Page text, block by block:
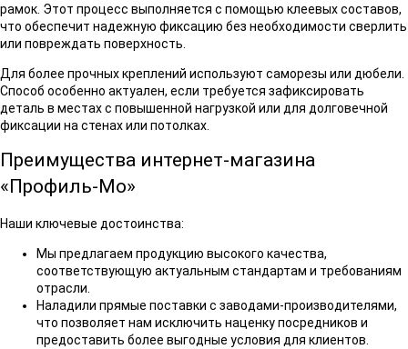
рамок. Этот процесс выполняется с помощью клеевых составов,
что обеспечит надежную фиксацию без необходимости сверлить
или повреждать поверхность.
Для более прочных креплений используют саморезы или дюбели.
Способ особенно актуален, если требуется зафиксировать
деталь в местах с повышенной нагрузкой или для долговечной
фиксации на стенах или потолках.
Преимущества интернет-магазина
«Профиль-Мо»
Наши ключевые достоинства:
Мы предлагаем продукцию высокого качества,
соответствующую актуальным стандартам и требованиям
отрасли.
Наладили прямые поставки с заводами-производителями,
что позволяет нам исключить наценку посредников и
предоставить более выгодные условия для клиентов.